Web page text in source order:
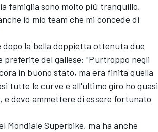
famiglia sono molto più tranquillo,
io mio team che mi concede di
la bella doppietta ottenuta due
preferite del gallese: "Purtroppo negli
in buono stato, ma era finita quella
tutte le curve e all'ultimo giro ho quasi
e devo ammettere di essere fortunato
Mondiale Superbike, ma ha anche